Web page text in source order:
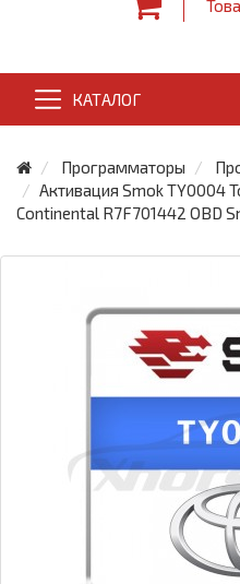
КАТАЛОГ
Программаторы
Активация Smok TY0004
Continental R7F701442 OBD